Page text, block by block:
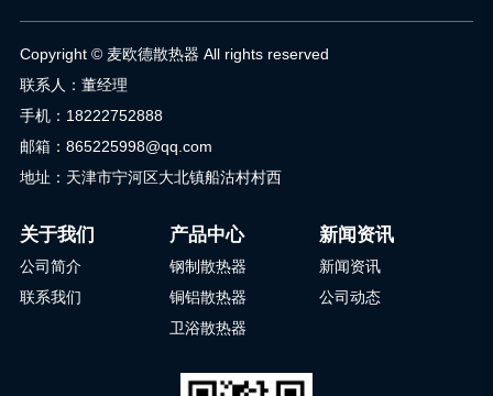
Copyright © 麦欧德散热器 All rights reserved
联系人：董经理
手机：18222752888
邮箱：865225998@qq.com
地址：天津市宁河区大北镇船沽村村西
关于我们
公司简介
联系我们
产品中心
钢制散热器
铜铝散热器
卫浴散热器
新闻资讯
新闻资讯
公司动态